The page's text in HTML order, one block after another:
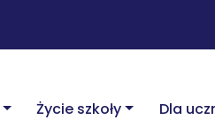
Życie szkoły Dla